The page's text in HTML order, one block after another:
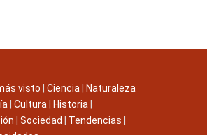
visto Ciencia
Naturaleza
Cultura Historia
Sociedad Tendencias